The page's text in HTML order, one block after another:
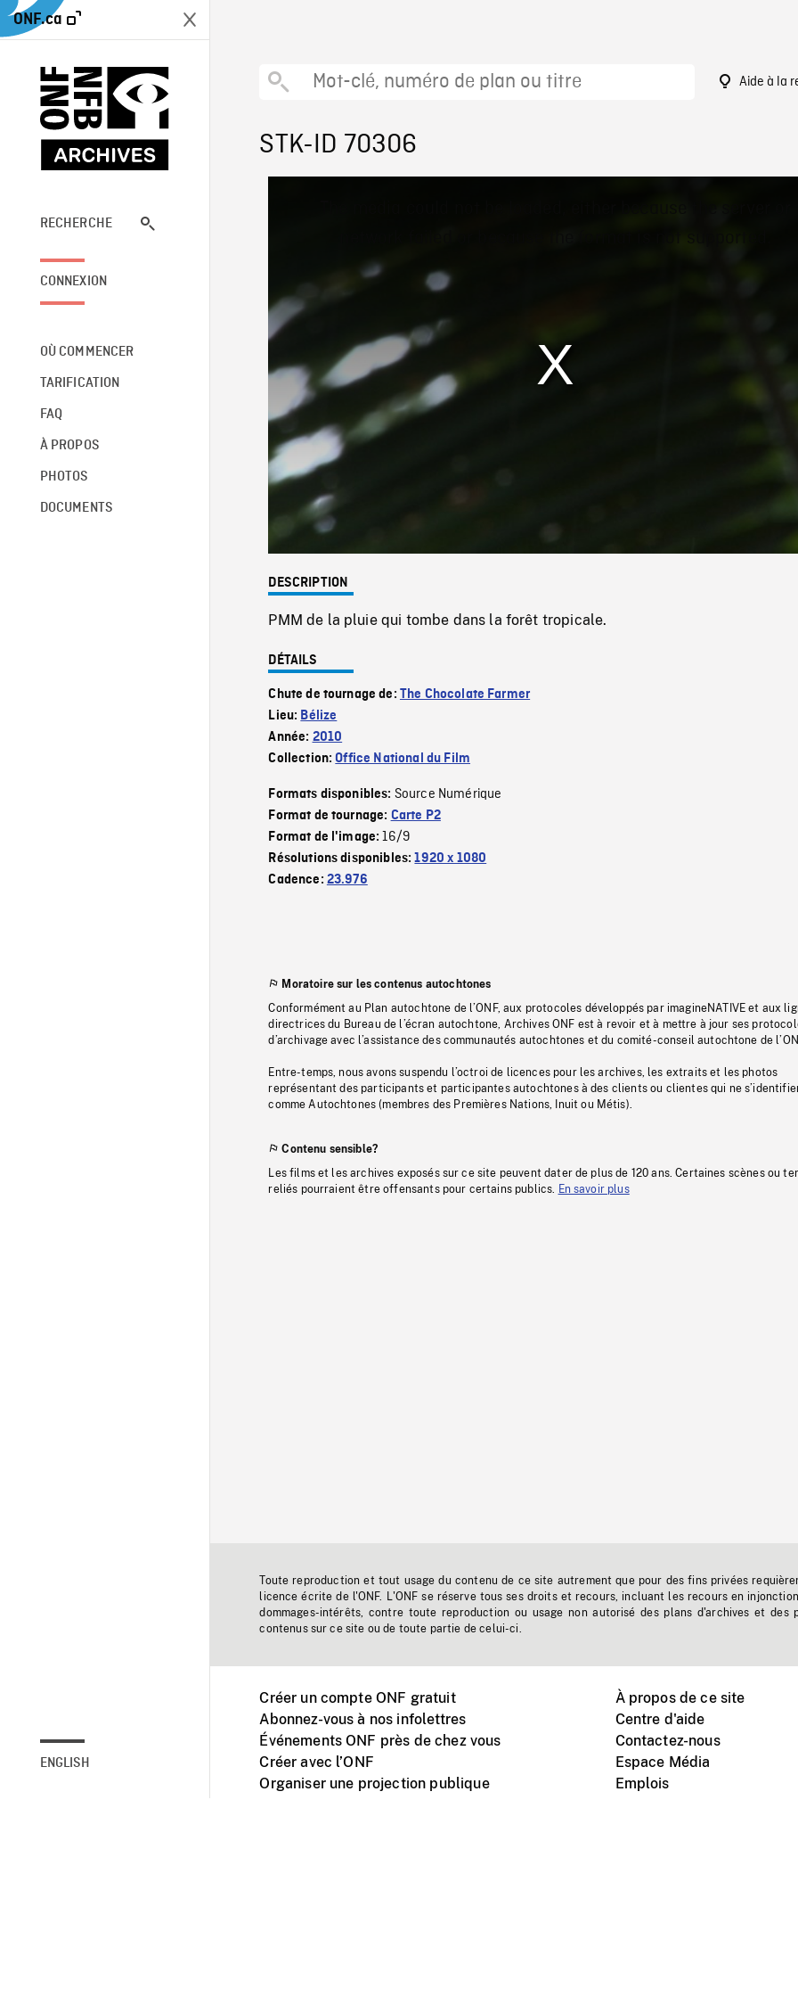
ONF.ca
RECHERCHE
CONNEXION
OÙ COMMENCER
TARIFICATION
FAQ
À PROPOS
PHOTOS
DOCUMENTS
ENGLISH
Aide à la
STK-ID 70306
0%
DESCRIPTION
PMM de la pluie qui tombe dans la forêt tropicale.
DÉTAILS
Chute de tournage de: The Chocolate Farmer
Lieu: Bélize
Année: 2010
Collection:Office National du Film
Formats disponibles: Source Numérique
Format de tournage: Carte P2
Format de l'image:16/9
Résolutions disponibles:1920 x 1080
Cadence: 23.976
Moratoire sur les contenus autochtones
Conformément au Plan autochtone de l’ONF, aux protocoles développés par imagineNATIVE et aux
directrices du Bureau de l’écran autochtone, Archives ONF est à revoir et à mettre à jour ses
d’archivage avec l’assistance des communautés autochtones et du comité-conseil autochtone de
Entre-temps, nous avons suspendu l’octroi de licences pour les archives, les extraits et les photos
représentant des participants et participantes autochtones à des clients ou clientes qui ne
comme Autochtones (membres des Premières Nations, Inuit ou Métis).
Contenu sensible?
Les films et les archives exposés sur ce site peuvent dater de plus de 120 ans. Certaines scènes ou
reliés pourraient être offensants pour certains publics.
En savoir plus
Toute reproduction et tout usage du contenu de ce site autrement que pour des fins privées
licence écrite de l'ONF. L'ONF se réserve tous ses droits et recours, incluant les recours en
dommages-intérêts, contre toute reproduction ou usage non autorisé des plans d'archives et des
contenus sur ce site ou de toute partie de celui-ci.
Créer un compte ONF gratuit
Abonnez-vous à nos infolettres
Événements ONF près de chez vous
Créer avec l’ONF
Organiser une projection publique
À propos de ce site
Centre d'aide
Contactez-nous
Espace Média
Emplois